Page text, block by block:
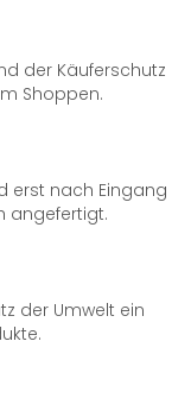
der Käuferschutz
Shoppen.
erst nach Eingang
angefertigt.
der Umwelt ein